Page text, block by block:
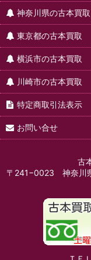
神奈川県の古本買取
東京都の古本買取
横浜市の古本買取
川崎市の古本買取
特定商取引法表示
お問い合せ
古
〒241−0023 神奈川